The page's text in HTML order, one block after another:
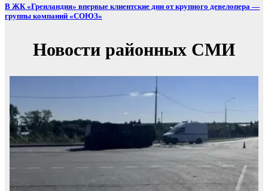
В ЖК «Гренландия» впервые клиентские дни от крупного девелопера —
группы компаний «СОЮЗ»